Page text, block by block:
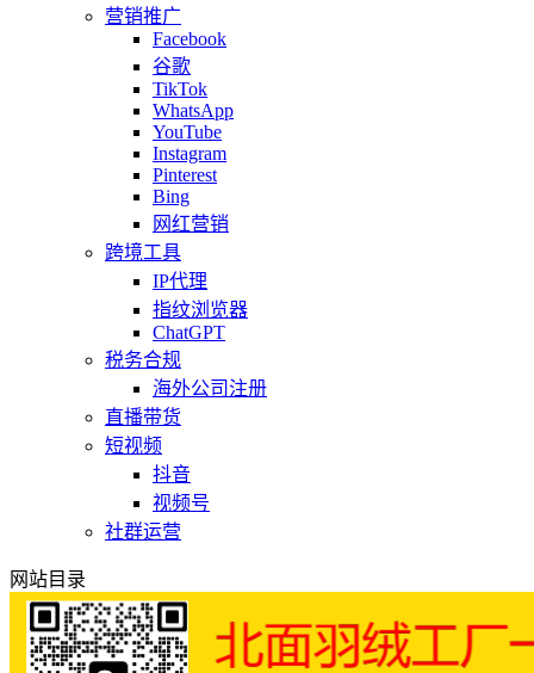
营销推广
Facebook
谷歌
TikTok
WhatsApp
YouTube
Instagram
Pinterest
Bing
网红营销
跨境工具
IP代理
指纹浏览器
ChatGPT
税务合规
海外公司注册
直播带货
短视频
抖音
视频号
社群运营
网站目录